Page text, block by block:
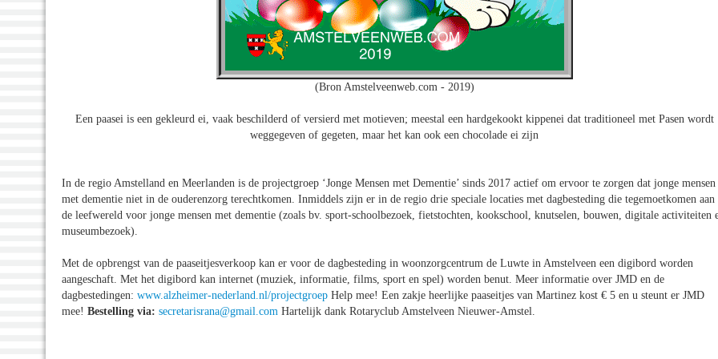
(Bron Amstelveenweb.com - 2019)
Een paasei is een gekleurd ei, vaak beschilderd of versierd met motieven; meestal een hardgekookt kippenei dat traditioneel met Pasen wordt
weggegeven of gegeten, maar het kan ook een chocolade ei zijn
In de regio Amstelland en Meerlanden is de projectgroep ‘Jonge Mensen met Dementie’ sinds 2017 actief om ervoor te zorgen dat jonge mensen
met dementie niet in de ouderenzorg terechtkomen. Inmiddels zijn er in de regio drie speciale locaties met dagbesteding die tegemoetkomen aan
de leefwereld voor jonge mensen met dementie (zoals bv. sport-schoolbezoek, fietstochten, kookschool, knutselen, bouwen, digitale activiteiten
museumbezoek).
Met de opbrengst van de paaseitjesverkoop kan er voor de dagbesteding in woonzorgcentrum de Luwte in Amstelveen een digibord worden
aangeschaft. Met het digibord kan internet (muziek, informatie, films, sport en spel) worden benut. Meer informatie over JMD en de
dagbestedingen: www.alzheimer-nederland.nl/projectgroep Help mee! Een zakje heerlijke paaseitjes van Martinez kost € 5 en u steunt er JMD
mee! Bestelling via: secretarisrana@gmail.com Hartelijk dank Rotaryclub Amstelveen Nieuwer-Amstel.